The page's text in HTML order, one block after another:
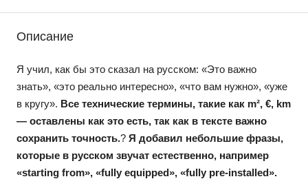
Описание
Я учил, как бы это сказал на русском: «Это важно
знать», «это реально интересно», «что вам нужно», «уже
в кругу». Все технические термины, такие как m², €, km
— оставлены как это есть, так как в тексте важно
сохранить точность.? Я добавил небольшие фразы,
которые в русском звучат естественно, например
«starting from», «fully equipped», «fully pre-installed».